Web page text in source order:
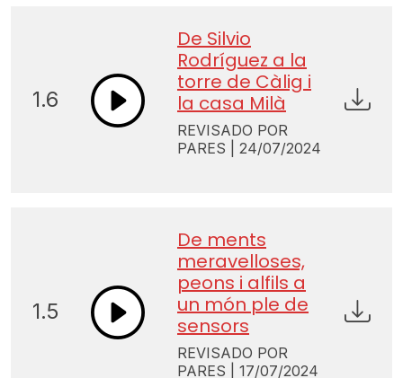
1.6
De Silvio
Rodríguez a la
torre de Càlig i
la casa Milà
REVISADO POR
PARES | 24/07/2024
1.5
De ments
meravelloses,
peons i alfils a
un món ple de
sensors
REVISADO POR
PARES | 17/07/2024